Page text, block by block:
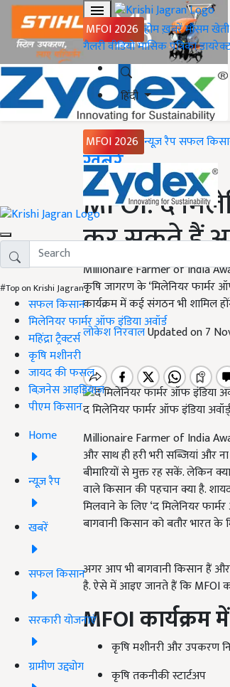
MFOI 2026 होमख़बरेंमौसम
गैलरीवीडियोमासिक पत्रिका
हिंदी
MFOI 2026 न्यूज़ रैपसफल
#Top on Krishi Jagran
सफल किसान
मिलेनियर फार्मर ऑफ इंडिया अवॉर्ड
महिंद्रा ट्रैक्टर्स
कृषि मशीनरी
जायद की फसल
बिज़नेस आइडियाज
पीएम किसान
Home
न्यूज़ रैप
खबरें
सफल किसान
सरकारी योजनाएं
ग्रामीण उद्द्योग
Home
ख़बरें
MFOI: द
कर सकते हैं
Millionaire Farmer of India
कृषि जागरण के ‘मिलेनियर
कार्यक्रम में कई संगठन भी शामिल
लोकेश निरवालUpdated on 7
द मिलेनियर फार्मर ऑफ इंडिया
Millionaire Farmer of India
और साथ ही हरी भरी सब्जियां
बीमारियों से मुक्त रह सकें. लेकिन
वाले किसान की पहचान क्या है.
मिलवाने के लिए ‘द मिलेनियर
बागवानी किसान को बतौर भारत के
अगर आप भी बागवानी किसान हैं
है. ऐसे में आइए जानते हैं किMFOI
MFOI
कृषि मशीनरी और उपकरण
कृषि तकनीकी स्टार्टअप